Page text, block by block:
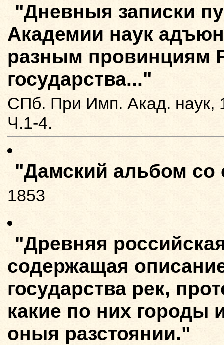
"Дневныя записки
Академии наук
разным провинциям
государства..."
СПб. При Имп. Акад. наук,
Ч.1-4.
"Дамский альбом со
1853
"Древняя
содержащая
государства рек,
какие по них городы
оныя разстоянии."